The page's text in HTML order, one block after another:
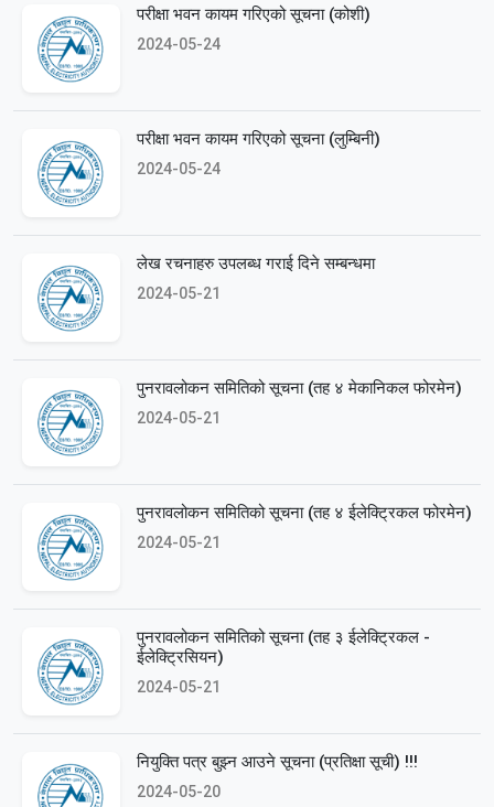
परीक्षा भवन कायम गरिएको सूचना (कोशी)
2024-05-24
परीक्षा भवन कायम गरिएको सूचना (लुम्बिनी)
2024-05-24
लेख रचनाहरु उपलब्ध गराई दिने सम्बन्धमा
2024-05-21
पुनरावलोकन समितिको सूचना (तह ४ मेकानिकल फोरमेन)
2024-05-21
पुनरावलोकन समितिको सूचना (तह ४ ईलेक्ट्रिकल फोरमेन)
2024-05-21
पुनरावलोकन समितिको सूचना (तह ३ ईलेक्ट्रिकल -
ईलेक्ट्रिसियन)
2024-05-21
नियुक्ति पत्र बुझ्‍न आउने सूचना (प्रतिक्षा सूची) !!!
2024-05-20